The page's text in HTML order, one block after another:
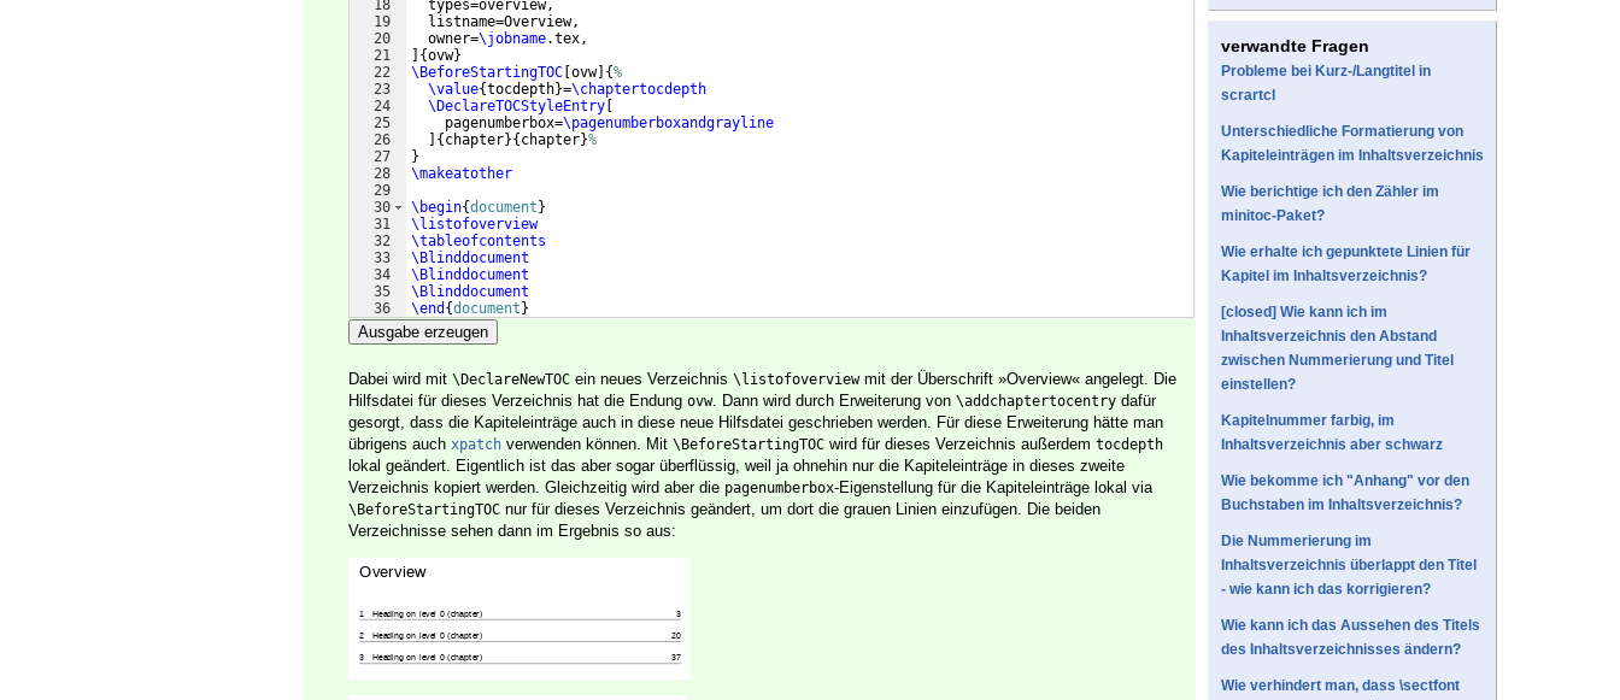
18
19
20
21
22
23
24
25
26
27
28
29
30
31
32
33
34
35
36
  types=overview,
  listname=Overview,
  owner=
\jobname.tex,
{ovw}
\BeforeStartingTOC ovw] {%
\value{tocdepth}=\chaptertocdepth
\DeclareTOCStyleEntry
    pagenumberbox=
\pagenumberboxandgrayline
{ chapter}{ chapter}%
}
\makeatother
\begin{document }
\listofoverview
\tableofcontents
\Blinddocument
\Blinddocument
\Blinddocument
\end {document }
Ausgabe erzeugen
Dabei wird mit \DeclareNewTOC ein neues Verzeichnis \listofoverviewmit der Überschrift »Overview« angelegt. Die
Hilfsdatei für dieses Verzeichnis hat die Endung ovw. Dann wird durch Erweiterung von \addchaptertocentry dafür
gesorgt, dass die Kapiteleinträge auch in diese neue Hilfsdatei geschrieben werden. Für diese Erweiterung hätte man
übrigens auch xpatch verwenden können. Mit \BeforeStartingTOC wird für dieses Verzeichnis außerdem tocdepth
lokal geändert. Eigentlich ist das aber sogar überflüssig, weil ja ohnehin nur die Kapiteleinträge in dieses zweite
Verzeichnis kopiert werden. Gleichzeitig wird aber die pagenumberbox-Eigenstellung für die Kapiteleinträge lokal via
\BeforeStartingTOC nur für dieses Verzeichnis geändert, um dort die grauen Linien einzufügen. Die beiden
Verzeichnisse sehen dann im Ergebnis so aus:
verwandte Fragen
Probleme bei Kurz-/Langtitel in
scrartcl
Unterschiedliche Formatierung von
Kapiteleinträgen im Inhaltsverzeichnis
Wie berichtige ich den Zähler im
minitoc-Paket?
Wie erhalte ich gepunktete Linien für
Kapitel im Inhaltsverzeichnis?
[closed] Wie kann ich im
Inhaltsverzeichnis den Abstand
zwischen Nummerierung und Titel
einstellen?
Kapitelnummer farbig, im
Inhaltsverzeichnis aber schwarz
Wie bekomme ich "Anhang" vor den
Buchstaben im Inhaltsverzeichnis?
Die Nummerierung im
Inhaltsverzeichnis überlappt den Titel
- wie kann ich das korrigieren?
Wie kann ich das Aussehen des Titels
des Inhaltsverzeichnisses ändern?
Wie verhindert man, dass \sectfont